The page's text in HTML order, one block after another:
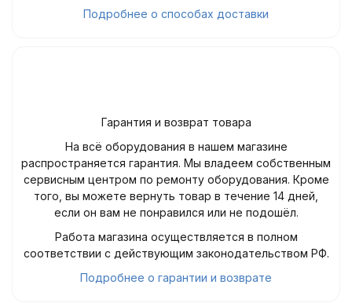
Подробнее о способах доставки
Гарантия и возврат товара
На всё оборудования в нашем магазине
распространяется гарантия. Мы владеем собственным
сервисным центром по ремонту оборудования. Кроме
того, вы можете вернуть товар в течение 14 дней,
если он вам не понравился или не подошёл.
Работа магазина осуществляется в полном
соответствии с действующим законодательством РФ.
Подробнее о гарантии и возврате